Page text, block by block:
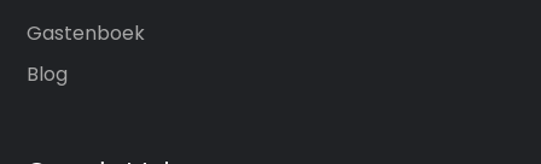
Gastenboek
Blog